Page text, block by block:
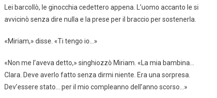
Lei barcollò, le ginocchia cedettero appena. L’uomo accanto le si
avvicinò senza dire nulla e la prese per il braccio per sostenerla.
«Miriam,» disse. «Ti tengo io…»
«Non me l’aveva detto,» singhiozzò Miriam. «La mia bambina…
Clara. Deve averlo fatto senza dirmi niente. Era una sorpresa.
Dev’essere stato… per il mio compleanno dell’anno scorso…»